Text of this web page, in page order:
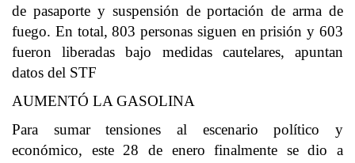
de pasaporte y suspensión de portación de arma de
fuego. En total, 803 personas siguen en prisión y 603
fueron liberadas bajo medidas cautelares, apuntan
datos del STF
AUMENTÓ LA GASOLINA
Para sumar tensiones al escenario político y
económico, este 28 de enero finalmente se dio a